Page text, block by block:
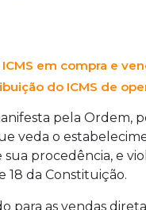
em compra e
do ICMS de
pela Ordem,
veda o
procedência, e
18 da Constituição.
para as vendas